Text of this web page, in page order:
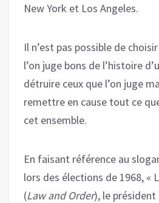
New York et Los Angeles.
Il n’est pas possible de
l’on juge bons de l’histoire
détruire ceux que l’on juge
remettre en cause tout ce
cet ensemble.
En faisant référence au
lors des élections de 1968, «
(Law and Order), le président